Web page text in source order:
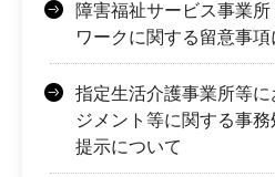
障害福祉サービス事業
ワークに関する留意事項
指定生活介護事業所等
ジメント等に関する事
提示について